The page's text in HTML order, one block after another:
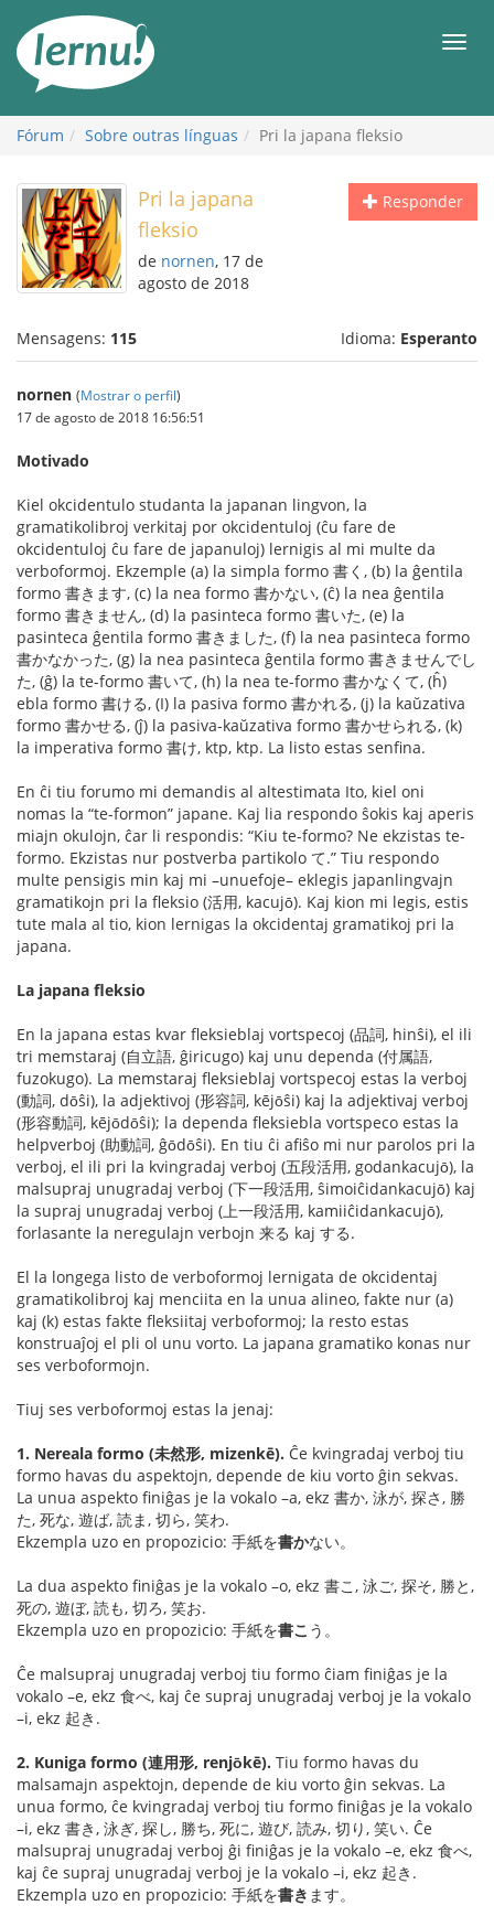
conteúdo
Fórum Sobre outras línguas Pri la japana fleksio
Responder
Pri la japana
fleksio
de nornen, 17 de
agosto de 2018
Mensagens: 115 Idioma: Esperanto
nornen (Mostrar o perfil)
17 de agosto de 2018 16:56:51
Motivado
Kiel okcidentulo studanta la japanan lingvon, la
gramatikolibroj verkitaj por okcidentuloj (ĉu fare de
okcidentuloj ĉu fare de japanuloj) lernigis al mi multe da
verboformoj. Ekzemple (a) la simpla formo 書く, (b) la ĝentila
formo 書きます, (c) la nea formo 書かない, (ĉ) la nea ĝentila
formo 書きません, (d) la pasinteca formo 書いた, (e) la
pasinteca ĝentila formo 書きました, (f) la nea pasinteca formo
書かなかった, (g) la nea pasinteca ĝentila formo 書きませんでし
た, (ĝ) la te-formo 書いて, (h) la nea te-formo 書かなくて, (ĥ)
ebla formo 書ける, (I) la pasiva formo 書かれる, (j) la kaŭzativa
formo 書かせる, (ĵ) la pasiva-kaŭzativa formo 書かせられる, (k)
la imperativa formo 書け, ktp, ktp. La listo estas senfina.
En ĉi tiu forumo mi demandis al altestimata Ito, kiel oni
nomas la “te-formon” japane. Kaj lia respondo ŝokis kaj aperis
miajn okulojn, ĉar li respondis: “Kiu te-formo? Ne ekzistas te-
formo. Ekzistas nur postverba partikolo て.” Tiu respondo
multe pensigis min kaj mi –unuefoje– eklegis japanlingvajn
gramatikojn pri la fleksio (活用, kacujо̄). Kaj kion mi legis, estis
tute mala al tio, kion lernigas la okcidentaj gramatikoj pri la
japana.
La japana fleksio
En la japana estas kvar fleksieblaj vortspecoj (品詞, hinŝi), el ili
tri memstaraj (自立語, ĝiricugo) kaj unu dependa (付属語,
fuzokugo). La memstaraj fleksieblaj vortspecoj estas la verboj
(動詞, dо̄ŝi), la adjektivoj (形容詞, kējо̄ŝi) kaj la adjektivaj verboj
(形容動詞, kējо̄dо̄ŝi); la dependa fleksiebla vortspeco estas la
helpverboj (助動詞, ĝо̄dо̄ŝi). En tiu ĉi afiŝo mi nur parolos pri la
verboj, el ili pri la kvingradaj verboj (五段活用, godankacujо̄), la
malsupraj unugradaj verboj (下一段活用, ŝimoiĉidankacujо̄) kaj
la supraj unugradaj verboj (上一段活用, kamiiĉidankacujо̄),
forlasante la neregulajn verbojn 来る kaj する.
El la longega listo de verboformoj lernigata de okcidentaj
gramatikolibroj kaj menciita en la unua alineo, fakte nur (a)
kaj (k) estas fakte fleksiitaj verboformoj; la resto estas
konstruaĵoj el pli ol unu vorto. La japana gramatiko konas nur
ses verboformojn.
Tiuj ses verboformoj estas la jenaj:
1. Nereala formo (未然形, mizenkē). Ĉe kvingradaj verboj tiu
formo havas du aspektojn, depende de kiu vorto ĝin sekvas.
La unua aspekto finiĝas je la vokalo –a, ekz 書か, 泳が, 探さ, 勝
た, 死な, 遊ば, 読ま, 切ら, 笑わ.
Ekzempla uzo en propozicio: 手紙を書かない。
La dua aspekto finiĝas je la vokalo –o, ekz 書こ, 泳ご, 探そ, 勝と,
死の, 遊ぼ, 読も, 切ろ, 笑お.
Ekzempla uzo en propozicio: 手紙を書こ う。
Ĉe malsupraj unugradaj verboj tiu formo ĉiam finiĝas je la
vokalo –e, ekz 食べ, kaj ĉe supraj unugradaj verboj je la vokalo
–i, ekz 起き.
2. Kuniga formo (連用形, renjо̄kē). Tiu formo havas du
malsamajn aspektojn, depende de kiu vorto ĝin sekvas. La
unua formo, ĉe kvingradaj verboj tiu formo finiĝas je la vokalo
–i, ekz 書き, 泳ぎ, 探し, 勝ち, 死に, 遊び, 読み, 切り, 笑い. Ĉe
malsupraj unugradaj verboj ĝi finiĝas je la vokalo –e, ekz 食べ,
kaj ĉe supraj unugradaj verboj je la vokalo –i, ekz 起き.
Ekzempla uzo en propozicio: 手紙を書き ます。